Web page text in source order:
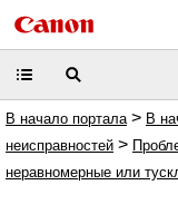
В начало портала > В
неисправностей >
неравномерные или